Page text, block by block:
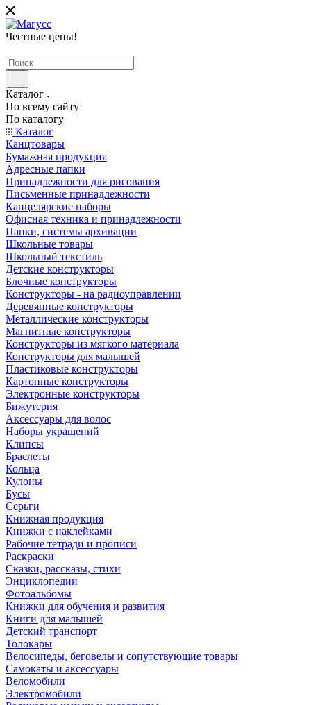
Честные цены!
Каталог
По всему сайту
По каталогу
Каталог
Канцтовары
Бумажная продукция
Адресные папки
Принадлежности для рисования
Письменные принадлежности
Канцелярские наборы
Офисная техника и принадлежности
Папки, системы архивации
Школьные товары
Школьный текстиль
Детские конструкторы
Блочные конструкторы
Конструкторы - на радиоуправлении
Деревянные конструкторы
Металлические конструкторы
Магнитные конструкторы
Конструкторы из мягкого материала
Конструкторы для малышей
Пластиковые конструкторы
Картонные конструкторы
Электронные конструкторы
Бижутерия
Аксессуары для волос
Наборы украшений
Клипсы
Браслеты
Кольца
Кулоны
Бусы
Серьги
Книжная продукция
Книжки с наклейками
Рабочие тетради и прописи
Раскраски
Сказки, рассказы, стихи
Энциклопедии
Фотоальбомы
Книжки для обучения и развития
Книги для малышей
Детский транспорт
Толокары
Велосипеды, беговелы и сопутствующие товары
Самокаты и аксессуары
Веломобили
Электромобили